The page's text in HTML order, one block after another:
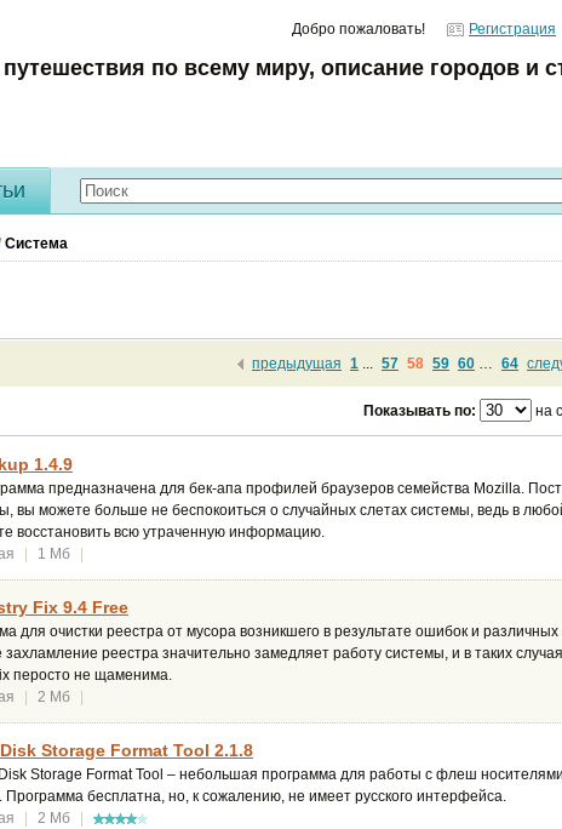
Добро пожаловать! Регистрация
по всему миру, описание городов и
Система
предыдущая 1 57 58 59 60 64
Показывать по: на
1.4.9
предназначена для бек-апа профилей браузеров семейства Mozilla.
вы можете больше не беспокоиться о случайных слетах системы, ведь в
восстановить всю утраченную информацию.
1 Мб
Fix 9.4 Free
для очистки реестра от мусора возникшего в результате ошибок и различных
реестра значительно замедляет работу системы, и в таких
перосто не щаменима.
2 Мб
Disk Storage Format Tool 2.1.8
Storage Format Tool – небольшая программа для работы с флеш
Программа бесплатна, но, к сожалению, не имеет русского интерфейса.
2 Мб